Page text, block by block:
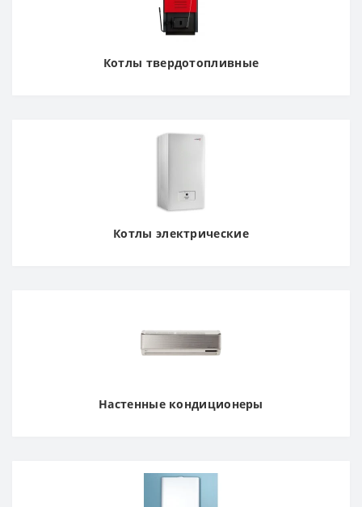
Котлы твердотопливные
Котлы электрические
Настенные кондиционеры